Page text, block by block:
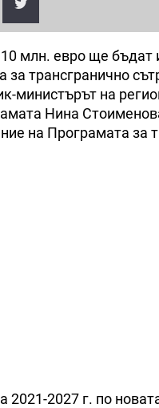
млн. евро ще бъдат
за трансгранично
министърът на
Нина
на Програмата за
2021-2027 г. по